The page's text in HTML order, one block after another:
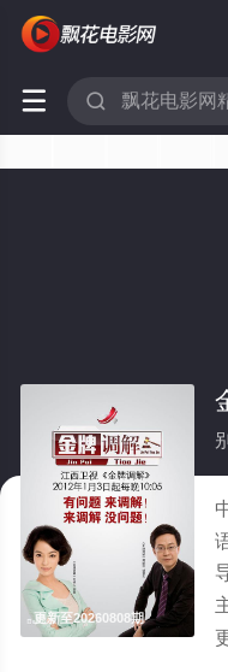
 
更新至20260808期